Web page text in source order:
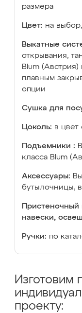
размера
Цвет: на
Выкатные
открывания,
Blum
плавным
опции
Сушка для
Цоколь: в цвет
Подъемники :
класса Blum
Аксессуары:
бутылочницы,
Пристеночный
навески,
Ручки: по
Изготовим
проекту: